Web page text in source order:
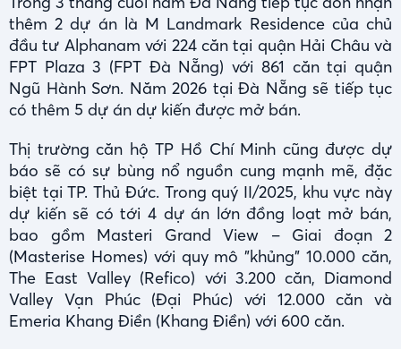
thêm 2 dự án là M Landmark Residence của chủ
đầu tư Alphanam với 224 căn tại quận Hải Châu và
FPT Plaza 3 (FPT Đà Nẵng) với 861 căn tại quận
Ngũ Hành Sơn. Năm 2026 tại Đà Nẵng sẽ tiếp tục
có thêm 5 dự án dự kiến được mở bán.
Thị trường căn hộ TP Hồ Chí Minh cũng được dự
báo sẽ có sự bùng nổ nguồn cung mạnh mẽ, đặc
biệt tại TP. Thủ Đức. Trong quý II/2025, khu vực này
dự kiến sẽ có tới 4 dự án lớn đồng loạt mở bán,
bao gồm Masteri Grand View – Giai đoạn 2
(Masterise Homes) với quy mô "khủng" 10.000 căn,
The East Valley (Refico) với 3.200 căn, Diamond
Valley Vạn Phúc (Đại Phúc) với 12.000 căn và
Emeria Khang Điền (Khang Điền) với 600 căn.